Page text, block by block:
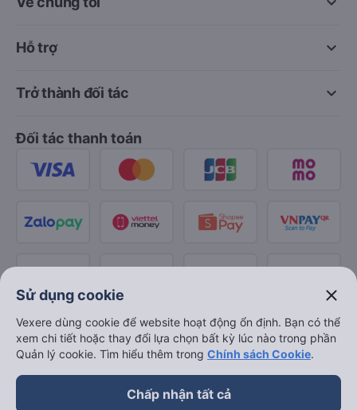
keyboard_arrow_down
Hỗ trợ
keyboard_arrow_down
Trở thành đối tác
Đối tác thanh toán
Sử dụng cookie close
Vexere dùng cookie để website hoạt động ổn định. Bạn có thể
xem chi tiết hoặc thay đổi lựa chọn bất kỳ lúc nào trong phần
Quản lý cookie. Tìm hiểu thêm trong Chính sách Cookie.
Chấp nhận tất cả